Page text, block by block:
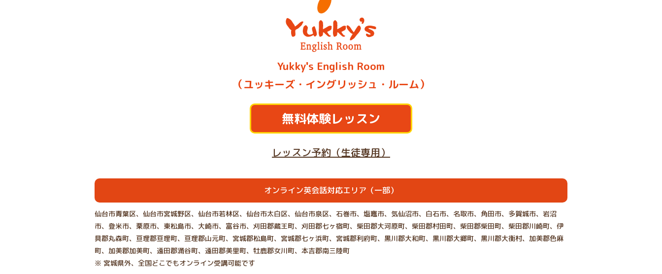
Yukky's English Room
（ユッキーズ・イングリッシュ・ルーム）
無料体験レッスン
レッスン予約（生徒専用）
オンライン英会話対応エリア（一部）
仙台市青葉区、仙台市宮城野区、仙台市若林区、仙台市太白区、仙台市泉区、石巻市、塩竈市、気仙沼市、白石市、名取市、角田市、多賀城市、岩沼
市、登米市、栗原市、東松島市、大崎市、富谷市、刈田郡蔵王町、刈田郡七ヶ宿町、柴田郡大河原町、柴田郡村田町、柴田郡柴田町、柴田郡川崎町、伊
具郡丸森町、亘理郡亘理町、亘理郡山元町、宮城郡松島町、宮城郡七ヶ浜町、宮城郡利府町、黒川郡大和町、黒川郡大郷町、黒川郡大衡村、加美郡色麻
町、加美郡加美町、遠田郡涌谷町、遠田郡美里町、牡鹿郡女川町、本吉郡南三陸町
※ 宮城県外、全国どこでもオンライン受講可能です